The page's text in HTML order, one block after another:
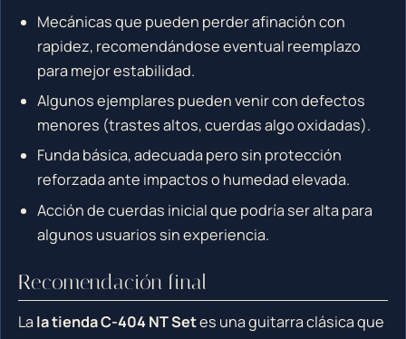
Mecánicas que pueden perder afinación con
rapidez, recomendándose eventual reemplazo
para mejor estabilidad.
Algunos ejemplares pueden venir con defectos
menores (trastes altos, cuerdas algo oxidadas).
Funda básica, adecuada pero sin protección
reforzada ante impactos o humedad elevada.
Acción de cuerdas inicial que podría ser alta para
algunos usuarios sin experiencia.
Recomendación final
La la tienda C-404 NT Setes una guitarra clásica que